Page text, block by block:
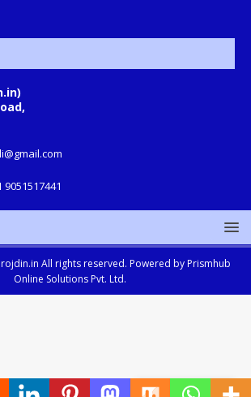
9051517441
rojdin.in All rights reserved. Powered by Prismhub
Online Solutions Pvt. Ltd.